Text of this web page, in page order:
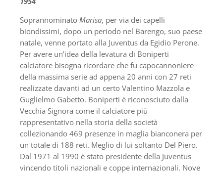
Soprannominato Marisa, per via dei capelli
biondissimi, dopo un periodo nel Barengo, suo paese
natale, venne portato alla Juventus da Egidio Perone.
Per avere un’idea della levatura di Boniperti
calciatore bisogna ricordare che fu capocannoniere
della massima serie ad appena 20 anni con 27 reti
realizzate davanti ad un certo Valentino Mazzola e
Guglielmo Gabetto. Boniperti è riconosciuto dalla
Vecchia Signora come il calciatore più
rappresentativo nella storia della società
collezionando 469 presenze in maglia bianconera per
un totale di 188 reti. Meglio di lui soltanto Del Piero.
Dal 1971 al 1990 è stato presidente della Juventus
vincendo titoli nazionali e coppe internazionali. Nove